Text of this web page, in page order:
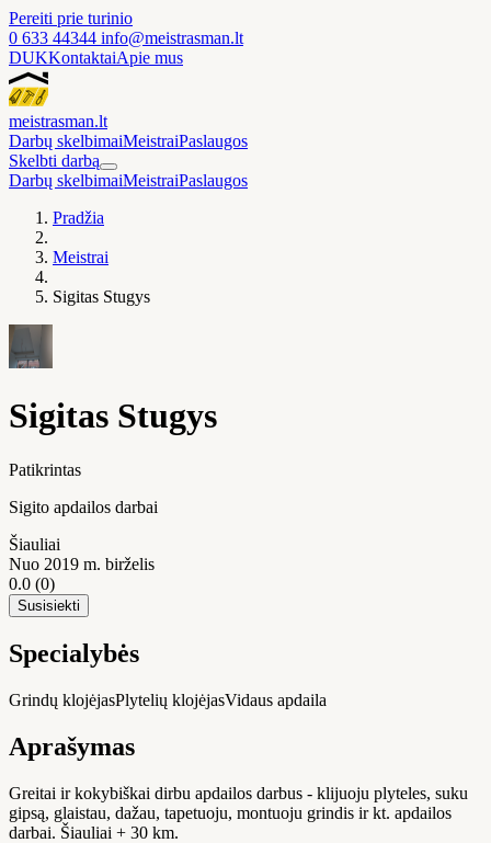
Pereiti prie turinio
0 633 44344 info@meistrasman.lt
DUKKontaktaiApie mus
meistrasman.lt
Darbų skelbimaiMeistraiPaslaugos
Skelbti darbą
Darbų skelbimaiMeistraiPaslaugos
Pradžia
Meistrai
Sigitas Stugys
Sigitas Stugys
Patikrintas
Sigito apdailos darbai
Šiauliai
Nuo 2019 m. birželis
0.0 (0)
Susisiekti
Specialybės
Grindų klojėjasPlytelių klojėjasVidaus apdaila
Aprašymas
Greitai ir kokybiškai dirbu apdailos darbus - klijuoju plyteles, suku
gipsą, glaistau, dažau, tapetuoju, montuoju grindis ir kt. apdailos
darbai. Šiauliai + 30 km.